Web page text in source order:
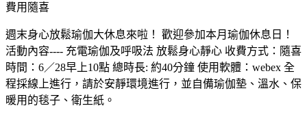
費用 隨喜
週末身心放鬆瑜伽大休息來啦！ 歡迎參加本月瑜伽休息日！
活動內容---- 充電瑜伽及呼吸法 放鬆身心靜心 收費方式：隨喜
時間：6／28早上10點 總時長: 約40分鐘 使用軟體：webex 全
程採線上進行，請於安靜環境進行，並自備瑜伽墊、溫水、保
暖用的毯子、衛生紙。